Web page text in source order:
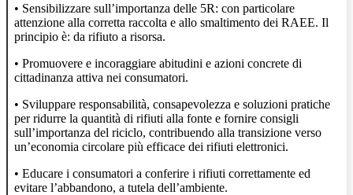
• Sensibilizzare sull’importanza delle 5R: con particolare
attenzione alla corretta raccolta e allo smaltimento dei RAEE. Il
principio è: da rifiuto a risorsa.
• Promuovere e incoraggiare abitudini e azioni concrete di
cittadinanza attiva nei consumatori.
• Sviluppare responsabilità, consapevolezza e soluzioni pratiche
per ridurre la quantità di rifiuti alla fonte e fornire consigli
sull’importanza del riciclo, contribuendo alla transizione verso
un’economia circolare più efficace dei rifiuti elettronici.
• Educare i consumatori a conferire i rifiuti correttamente ed
evitare l’abbandono, a tutela dell’ambiente.